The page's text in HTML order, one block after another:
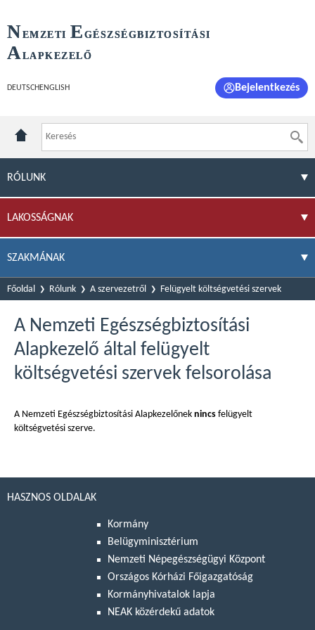
NEMZETI E GÉSZSÉGBIZTOSÍTÁSI
ALAPKEZELŐ
DEUTSCH ENGLISH Bejelentkezés
RÓLUNK
LAKOSSÁGNAK
SZAKMÁNAK
Főoldal Rólunk A szervezetről Felügyelt költségvetési szervek
A Nemzeti Egészségbiztosítási
Alapkezelő által felügyelt
költségvetési szervek felsorolása
A Nemzeti Egészségbiztosítási Alapkezelőnek nincs felügyelt
költségvetési szerve.
HASZNOS OLDALAK
Kormány
Belügyminisztérium
Nemzeti Népegészségügyi Központ
Országos Kórházi Főigazgatóság
Kormányhivatalok lapja
NEAK közérdekű adatok